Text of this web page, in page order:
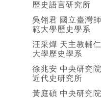
歷史語言研究所
吳翎君 國立臺灣師
範大學歷史學系
汪采燁 天主教輔仁
大學歷史學系
徐兆安 中央研究院
近代史研究所
黃庭碩 中央研究院